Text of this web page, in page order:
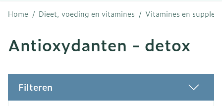
Home / Dieet, voeding en vitamines / Vitamines en
Antioxydanten - detox
Filteren